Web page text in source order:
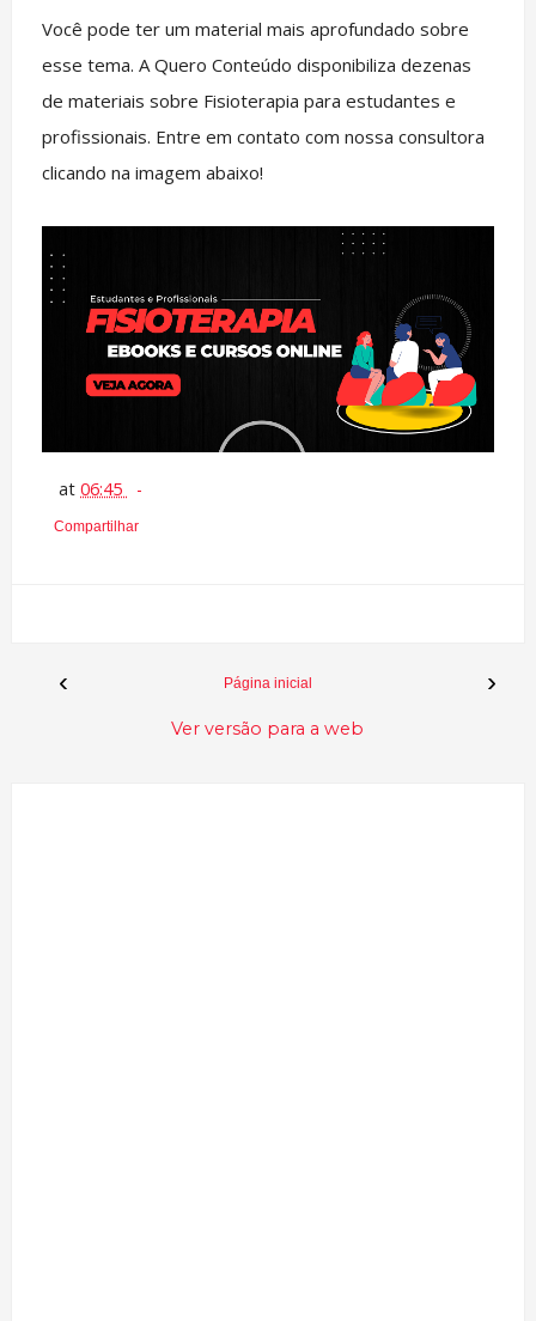
Você pode ter um material mais aprofundado sobre
esse tema. A Quero Conteúdo disponibiliza dezenas
de materiais sobre Fisioterapia para estudantes e
profissionais. Entre em contato com nossa consultora
clicando na imagem abaixo!
at06:45
Compartilhar
‹ ›
Página inicial
Ver versão para a web